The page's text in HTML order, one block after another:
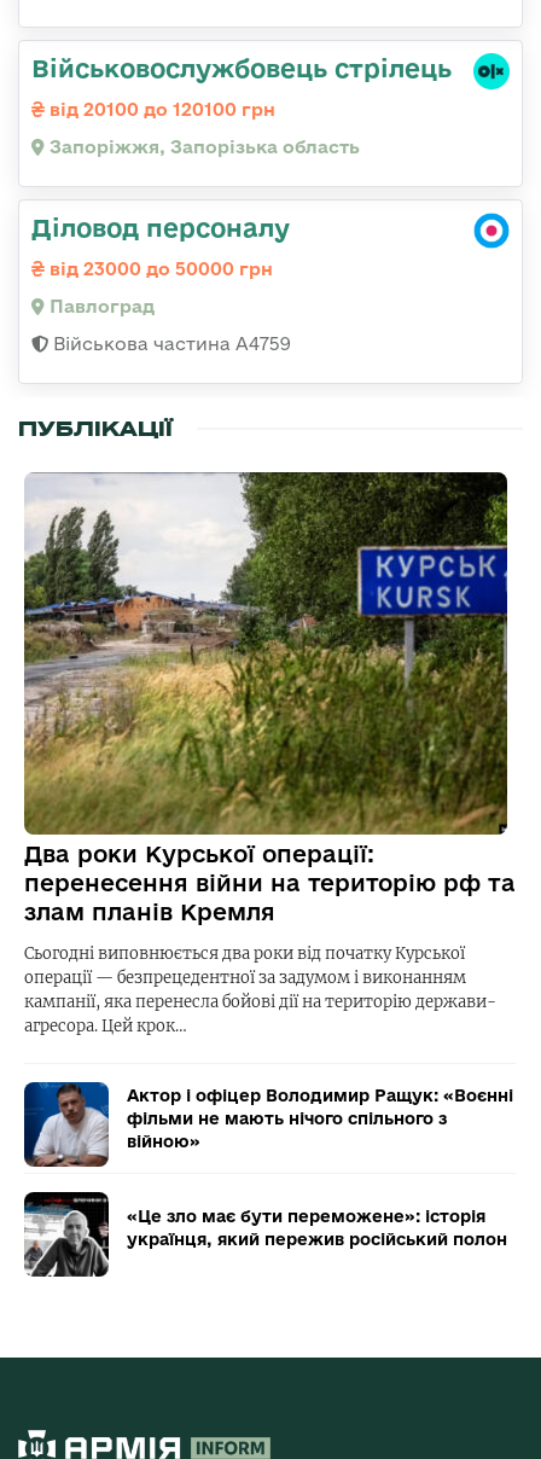
Військовослужбовець стрілець
від 20100 до 120100 грн
Запоріжжя, Запорізька область
Діловод персоналу
від 23000 до 50000 грн
Павлоград
Військова частина А4759
ПУБЛІКАЦІЇ
Два роки Курської операції:
перенесення війни на територію рф та
злам планів Кремля
Сьогодні виповнюється два роки від початку Курської
операції — безпрецедентної за задумом і виконанням
кампанії, яка перенесла бойові дії на територію держави-
агресора. Цей крок…
Актор і офіцер Володимир Ращук: «Воєнні
фільми не мають нічого спільного з
війною»
«Це зло має бути переможене»: історія
українця, який пережив російський полон